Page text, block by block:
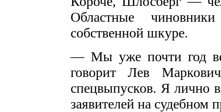
Областные
собственной шкуре.
— Мы уже почти год
говорит Лев
спецвыпусков. Я лично
заявителей на судебном